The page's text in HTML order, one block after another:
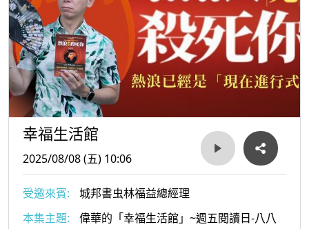
幸福生活館
2025/08/08 (五) 10:06
受邀來賓:
城邦書虫林福益總經理
本集主題:
偉華的「幸福生活館」~週五閱讀日-八八